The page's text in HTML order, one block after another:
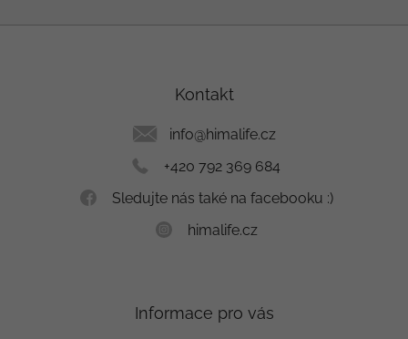
Kontakt
info@himalife.cz
+420 792 369 684
Sledujte nás také na facebooku :)
himalife.cz
Informace pro vás